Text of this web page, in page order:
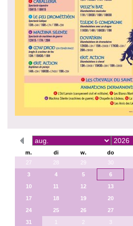
m. di w. do
27
28 29 30
3
4 5 6
10
11 12 13
17
18 19 20
24
25 26 27
31
2 3